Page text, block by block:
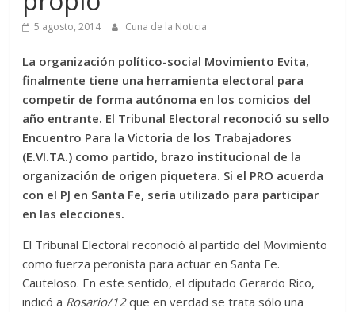
5 agosto, 2014 Cuna de la Noticia
La organización político-social Movimiento Evita,
finalmente tiene una herramienta electoral para
competir de forma autónoma en los comicios del
año entrante. El Tribunal Electoral reconoció su sello
Encuentro Para la Victoria de los Trabajadores
(E.VI.TA.) como partido, brazo institucional de la
organización de origen piquetera. Si el PRO acuerda
con el PJ en Santa Fe, sería utilizado para participar
en las elecciones.
El Tribunal Electoral reconoció al partido del Movimiento
como fuerza peronista para actuar en Santa Fe.
Cauteloso. En este sentido, el diputado Gerardo Rico,
indicó a Rosario/12que en verdad se trata sólo una